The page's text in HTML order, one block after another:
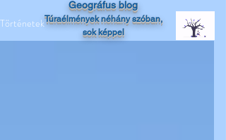
Történetek
Geográfus blog
Túraélményeknéhány szóban,
sok képpel